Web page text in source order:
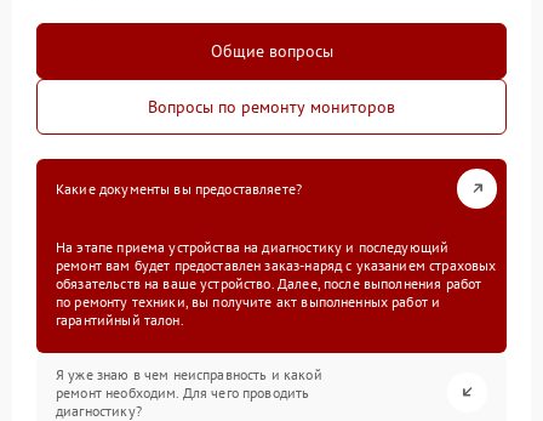
Общие вопросы
Вопросы по ремонту мониторов
Какие документы вы предоставляете?
На этапе приема устройства на диагностику и последующий
ремонт вам будет предоставлен заказ-наряд с указанием страховых
обязательств на ваше устройство. Далее, после выполнения работ
по ремонту техники, вы получите акт выполненных работ и
гарантийный талон.
Я уже знаю в чем неисправность и какой
ремонт необходим. Для чего проводить
диагностику?